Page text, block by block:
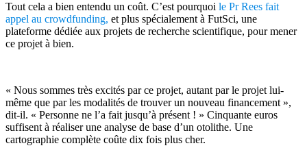
Tout cela a bien entendu un coût. C’est pourquoi le Pr Rees fait
appel au crowdfunding, et plus spécialement à FutSci, une
plateforme dédiée aux projets de recherche scientifique, pour mener
ce projet à bien.
« Nous sommes très excités par ce projet, autant par le projet lui-
même que par les modalités de trouver un nouveau financement »,
dit-il. « Personne ne l’a fait jusqu’à présent ! » Cinquante euros
suffisent à réaliser une analyse de base d’un otolithe. Une
cartographie complète coûte dix fois plus cher.